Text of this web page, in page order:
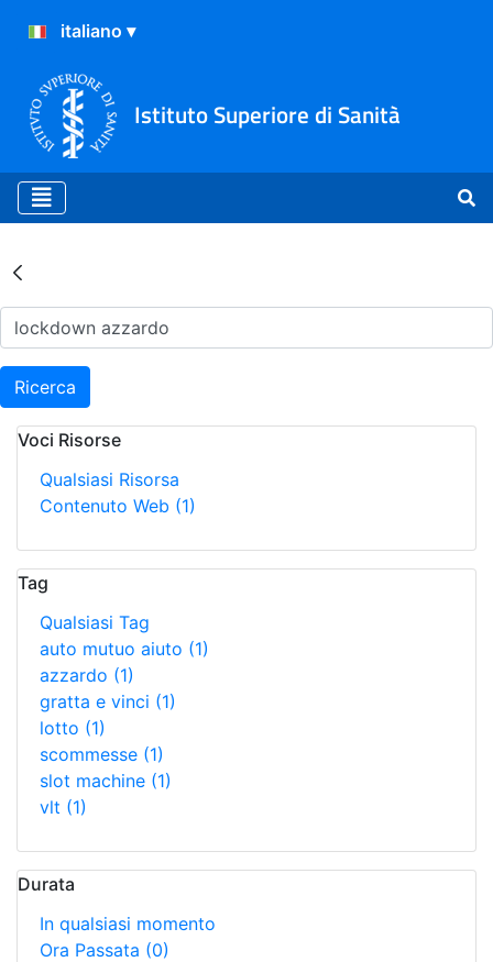
Istituto Superiore di Sanità
Risultati della Ricerca -
Ricerca
Voci Risorse
Qualsiasi Risorsa
Contenuto Web (1)
Tag
Qualsiasi Tag
auto mutuo aiuto (1)
azzardo (1)
gratta e vinci (1)
lotto (1)
scommesse (1)
slot machine (1)
vlt (1)
Durata
In qualsiasi momento
Ora Passata (0)